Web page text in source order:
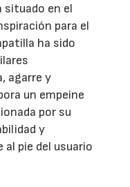
situado en el
para el
ha sido
agarre y
un empeine
por su
y
pie del usuario